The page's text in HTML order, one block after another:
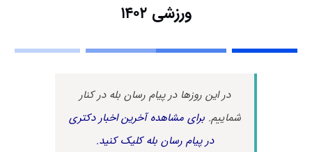
ورزشی ۱۴۰۲
در این روزها در پیام رسان بله در کنار
شماییم.برای مشاهده آخرین اخبار دکتری
در پیام رسان بله کلیک کنید.